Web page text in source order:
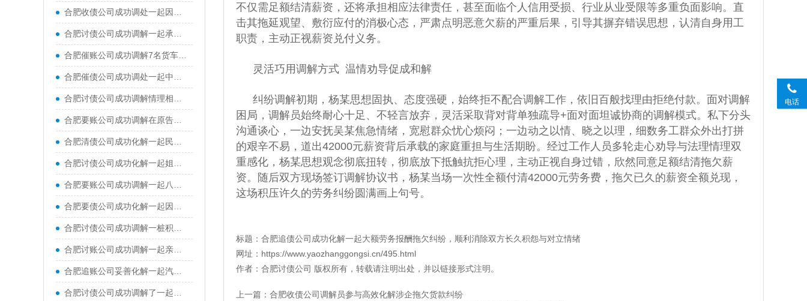
合肥收债公司成功调处一起因高层违规私排洗衣废水引发的邻里纠纷
合肥讨债公司成功调解一起承揽合同纠纷，双方签署了调解协议，被申请人当场一次性付清全部工程款，申请人也当场提交撤诉申请
合肥催账公司成功调解7名货车司机与某煤炭公司运输合同纠纷
合肥催债公司成功调处一起中年夫妻离婚纠纷，帮助一对结婚二十余年的夫妻握手言和
合肥讨债公司成功调解情理相融化纠纷，在调解员多次对双方宣讲法律政策、以案释法、调解协商情况下，当事人双方达成共识
合肥要账公司成功调解在原告吉某诉被告阿某民间借贷纠纷
合肥清债公司成功化解一起民间借贷纠纷，实现了法理与情理的双向兼顾
合肥讨债公司成功化解一起姐弟合伙经营餐馆引发的经济纠纷
合肥要账公司成功调解一起八旬老人起诉子女的赡养纠纷，让断裂的亲情重归温暖
合肥要债公司成功化解一起因车辆剐蹭引发的居民与物业矛盾纠纷
合肥讨债公司成功调解一桩积怨十余年的表兄弟民间借贷纠纷案，原本因债务形同陌路的两亲戚握手言和
合肥讨账公司成功调解一起亲兄弟间因财产损害引发的健康权纠纷。在承办法官与特邀调解员的协同配合下，被告当庭赔付原告全部经济损失，兄弟二人最终握手言和
合肥追账公司妥善化解一起汽车消费纠纷，要求解除购车合同并退车退款
合肥讨债公司成功调解了一起典型的由“一房二卖”引发的房屋买卖合同纠纷
不仅需足额结清薪资，还将承担相应法律责任，甚至面临个人信用受损、行业从业受限等多重负面影响。直
击其拖延观望、敷衍应付的消极心态，严肃点明恶意欠薪的严重后果，引导其摒弃错误思想，认清自身用工
职责，主动正视薪资兑付义务。
灵活巧用调解方式 温情劝导促成和解
纠纷调解初期，杨某思想固执、态度强硬，始终拒不配合调解工作，依旧百般找理由拒绝付款。面对调解
困局，调解员始终耐心十足、不轻言放弃，灵活采取背对背单独疏导+面对面坦诚协商的调解模式。私下分头
沟通谈心，一边安抚吴某焦急情绪，宽慰群众忧心烦闷；一边动之以情、晓之以理，细数务工群众外出打拼
的艰辛不易，道出42000元薪资背后承载的家庭重担与生活期盼。经过工作人员多轮走心劝导与法理情理双
重感化，杨某思想观念彻底扭转，彻底放下抵触抗拒心理，主动正视自身过错，欣然同意足额结清拖欠薪
资。随后双方现场签订调解协议书，杨某当场一次性全额付清42000元劳务费，拖欠已久的薪资全额兑现，
这场积压许久的劳务纠纷圆满画上句号。
标题： 合肥追债公司成功化解一起大额劳务报酬拖欠纠纷，顺利消除双方长久积怨与对立情绪
网址： https://www.yaozhanggongsi.cn/495.html
作者： 合肥讨债公司 版权所有，转载请注明出处，并以链接形式注明。
上一篇： 合肥收债公司调解员参与高效化解涉企拖欠货款纠纷
电话